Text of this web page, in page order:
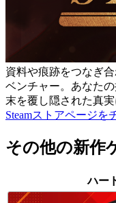
資料や痕跡をつなぎ
ベンチャー。あなた
末を覆し隠された真実
Steamストアページを
その他の新作
ハー